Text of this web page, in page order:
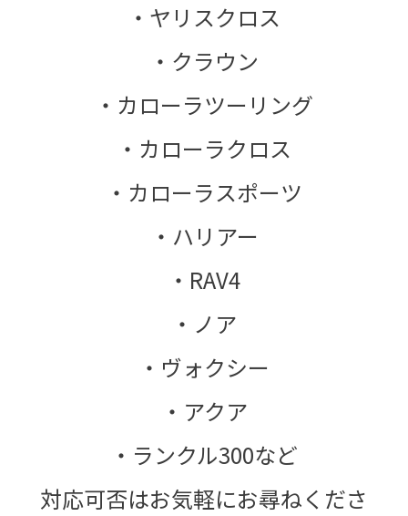
・ヤリスクロス
・クラウン
・カローラツーリング
・カローラクロス
・カローラスポーツ
・ハリアー
・RAV4
・ノア
・ヴォクシー
・アクア
・ランクル300など
対応可否はお気軽にお尋ねくださ